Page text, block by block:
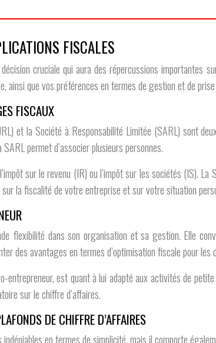
FISCALES
cruciale qui aura des répercussions
ainsi que vos préférences en termes de gestion et de
FISCAUX
et la Société à Responsabilité Limitée (SARL) sont
permet d’associer plusieurs personnes.
sur le revenu (IR) ou l’impôt sur les sociétés (IS).
la fiscalité de votre entreprise et sur votre situation
flexibilité dans son organisation et sa gestion. Elle
des avantages en termes d’optimisation fiscale pour les
entrepreneur, est quant à lui adapté aux activités de
sur le chiffre d’affaires.
DE CHIFFRE D’AFFAIRES
en termes de simplicité, mais il comporte